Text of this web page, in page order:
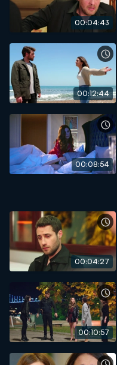
00:04:43
00:12:44
00:08:54
00:04:27
00:10:57